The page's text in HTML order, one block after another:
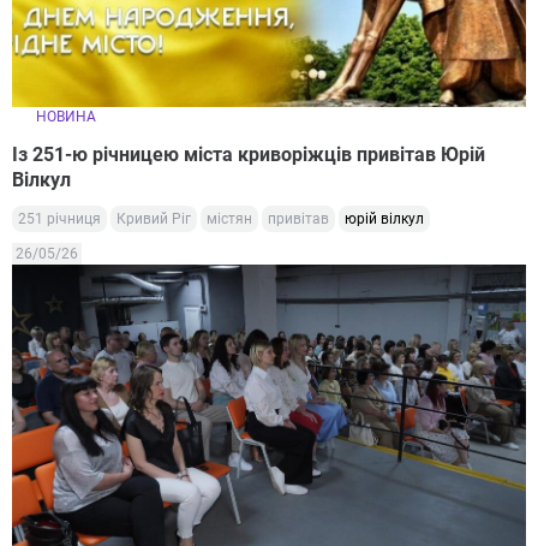
НОВИНА
Із 251-ю річницею міста криворіжців привітав Юрій
Вілкул
251 річниця Кривий Ріг містян привітав юрій вілкул
26/05/26